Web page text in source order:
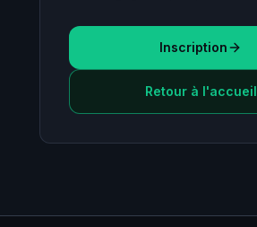
Inscription
Retour à l'accueil